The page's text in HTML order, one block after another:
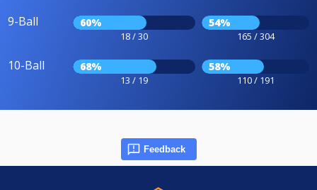
9-Ball 60%
18 / 30
54%
165 / 304
10-Ball 68%
13 / 19
58%
110 / 191
Feedback